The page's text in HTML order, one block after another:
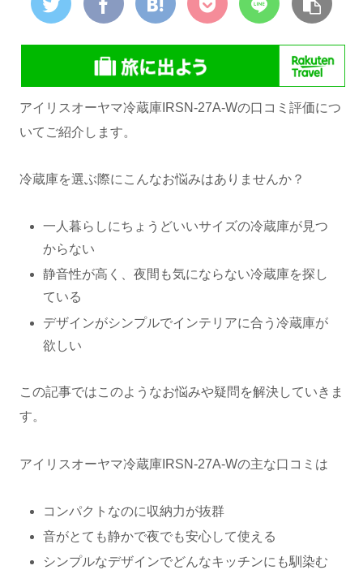
アイリスオーヤマ冷蔵庫IRSN-27A-Wの口コミ評価につ
いてご紹介します。
冷蔵庫を選ぶ際にこんなお悩みはありませんか？
一人暮らしにちょうどいいサイズの冷蔵庫が見つ
からない
静音性が高く、夜間も気にならない冷蔵庫を探し
ている
デザインがシンプルでインテリアに合う冷蔵庫が
欲しい
この記事ではこのようなお悩みや疑問を解決していきま
す。
アイリスオーヤマ冷蔵庫IRSN-27A-Wの主な口コミは
コンパクトなのに収納力が抜群
音がとても静かで夜でも安心して使える
シンプルなデザインでどんなキッチンにも馴染む